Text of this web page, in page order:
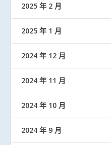
2025 年 2 月
2025 年 1 月
2024 年 12 月
2024 年 11 月
2024 年 10 月
2024 年 9 月